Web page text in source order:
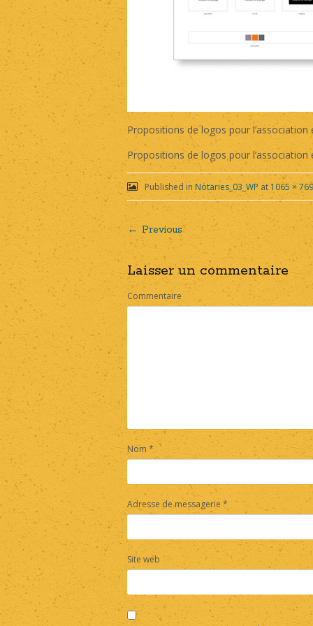
Propositions de logos pour
Propositions de logos pour
Published in Notaries_03_WP at 1065 × 769
Post
navigation
← Previous
Laisser un commentaire
Commentaire
Nom *
Adresse de messagerie *
Site web